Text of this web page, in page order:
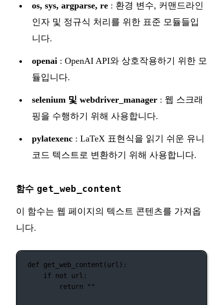
os, sys, argparse, re : 환경 변수, 커맨드라인
인자 및 정규식 처리를 위한 표준 모듈들입
니다.
openai : OpenAI API와 상호작용하기 위한 모
듈입니다.
selenium 및 webdriver_manager : 웹 스크래
핑을 수행하기 위해 사용합니다.
pylatexenc : LaTeX 표현식을 읽기 쉬운 유니
코드 텍스트로 변환하기 위해 사용합니다.
함수 get_web_content
이 함수는 웹 페이지의 텍스트 콘텐츠를 가져옵
니다.
def get_web_content (url):
if
not url:
return
""